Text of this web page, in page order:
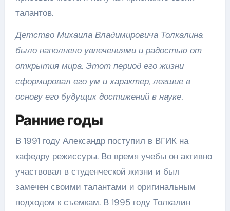
талантов.
Детство Михаила Владимировича Толкалина
было наполнено увлечениями и радостью от
открытия мира. Этот период его жизни
сформировал его ум и характер, легшие в
основу его будущих достижений в науке.
Ранние годы
В 1991 году Александр поступил в ВГИК на
кафедру режиссуры. Во время учебы он активно
участвовал в студенческой жизни и был
замечен своими талантами и оригинальным
подходом к съемкам. В 1995 году Толкалин